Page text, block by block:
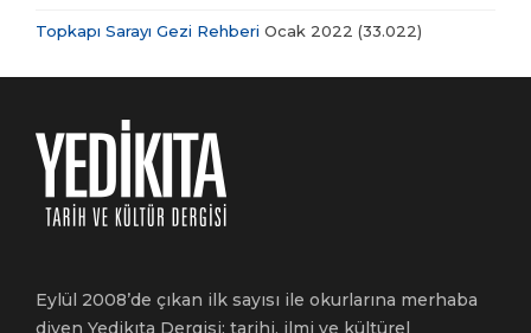
Topkapı Sarayı Gezi Rehberi Ocak 2022 (33.022)
Eylül 2008’de çıkan ilk sayısı ile okurlarına merhaba
diyen Yedikıta Dergisi; tarihi, ilmi ve kültürel